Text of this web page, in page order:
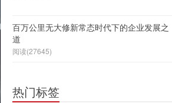
百万公里无大修新常态时代下的企业发展之
道
阅读(27645)
热门标签